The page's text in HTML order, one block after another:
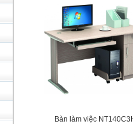
Bàn làm việc